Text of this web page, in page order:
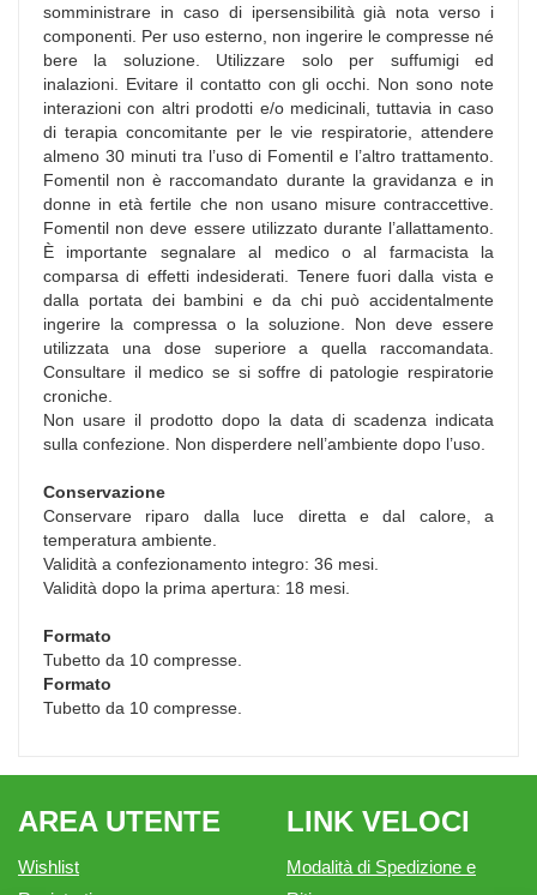
somministrare in caso di ipersensibilità già nota verso i
componenti. Per uso esterno, non ingerire le compresse né
bere la soluzione. Utilizzare solo per suffumigi ed
inalazioni. Evitare il contatto con gli occhi. Non sono note
interazioni con altri prodotti e/o medicinali, tuttavia in caso
di terapia concomitante per le vie respiratorie, attendere
almeno 30 minuti tra l’uso di Fomentil e l’altro trattamento.
Fomentil non è raccomandato durante la gravidanza e in
donne in età fertile che non usano misure contraccettive.
Fomentil non deve essere utilizzato durante l’allattamento.
È importante segnalare al medico o al farmacista la
comparsa di effetti indesiderati. Tenere fuori dalla vista e
dalla portata dei bambini e da chi può accidentalmente
ingerire la compressa o la soluzione. Non deve essere
utilizzata una dose superiore a quella raccomandata.
Consultare il medico se si soffre di patologie respiratorie
croniche.
Non usare il prodotto dopo la data di scadenza indicata
sulla confezione. Non disperdere nell’ambiente dopo l’uso.
Conservazione
Conservare riparo dalla luce diretta e dal calore, a
temperatura ambiente.
Validità a confezionamento integro: 36 mesi.
Validità dopo la prima apertura: 18 mesi.
Formato
Tubetto da 10 compresse.
Formato
Tubetto da 10 compresse.
AREA UTENTE
Wishlist
LINK VELOCI
Modalità di Spedizione e